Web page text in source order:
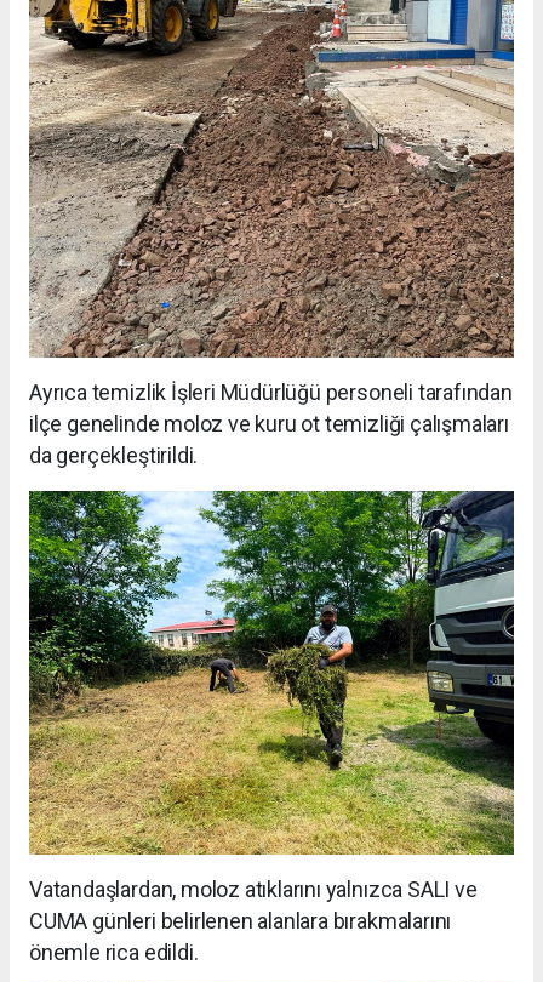
Ayrıca temizlik İşleri Müdürlüğü personeli tarafından
ilçe genelinde moloz ve kuru ot temizliği çalışmaları
da gerçekleştirildi.
Vatandaşlardan, moloz atıklarını yalnızca SALI ve
CUMA günleri belirlenen alanlara bırakmalarını
önemle rica edildi.